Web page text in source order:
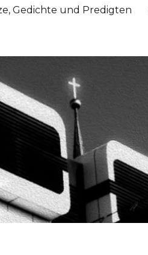
Gedichte und Predigten